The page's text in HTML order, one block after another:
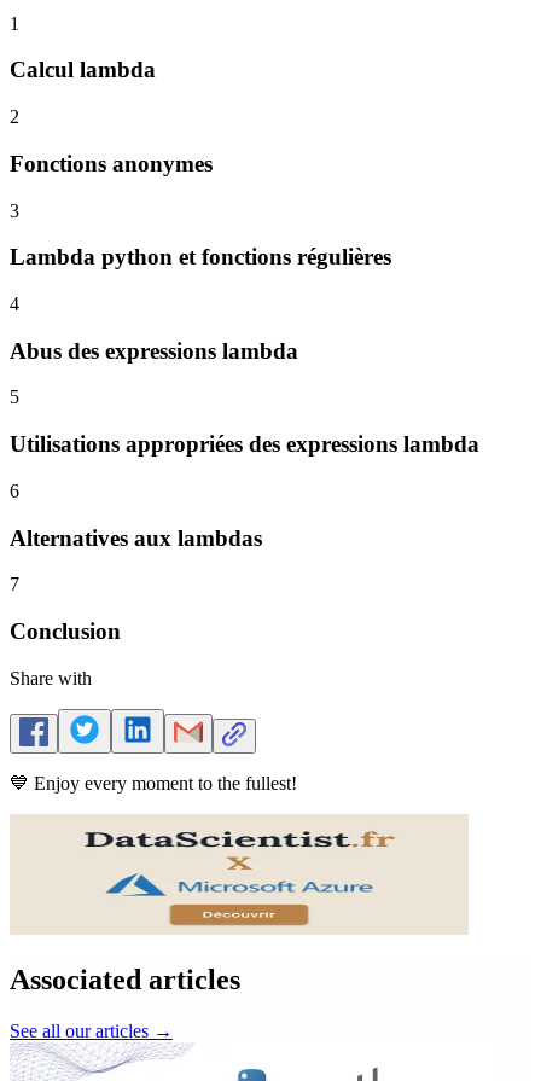
1
Calcul lambda
2
Fonctions anonymes
3
Lambda python et fonctions régulières
4
Abus des expressions lambda
5
Utilisations appropriées des expressions lambda
6
Alternatives aux lambdas
7
Conclusion
Share with
💙 Enjoy every moment to the fullest!
Associated articles
See all our articles →